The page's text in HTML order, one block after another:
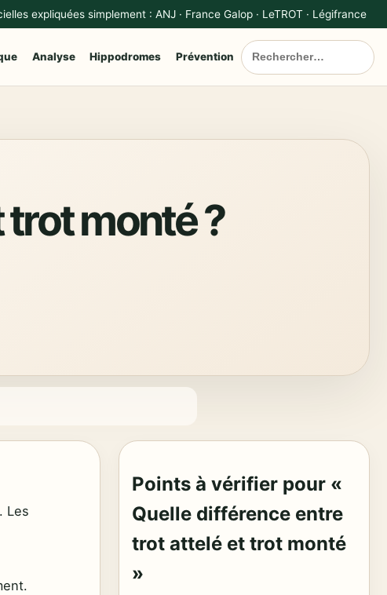
expliquées simplement : ANJ · France Galop · LeTROT · Légifrance
Analyse Hippodromes Prévention
monté ?
Les
Points à vérifier pour «
Quelle différence entre
trot attelé et trot monté
»